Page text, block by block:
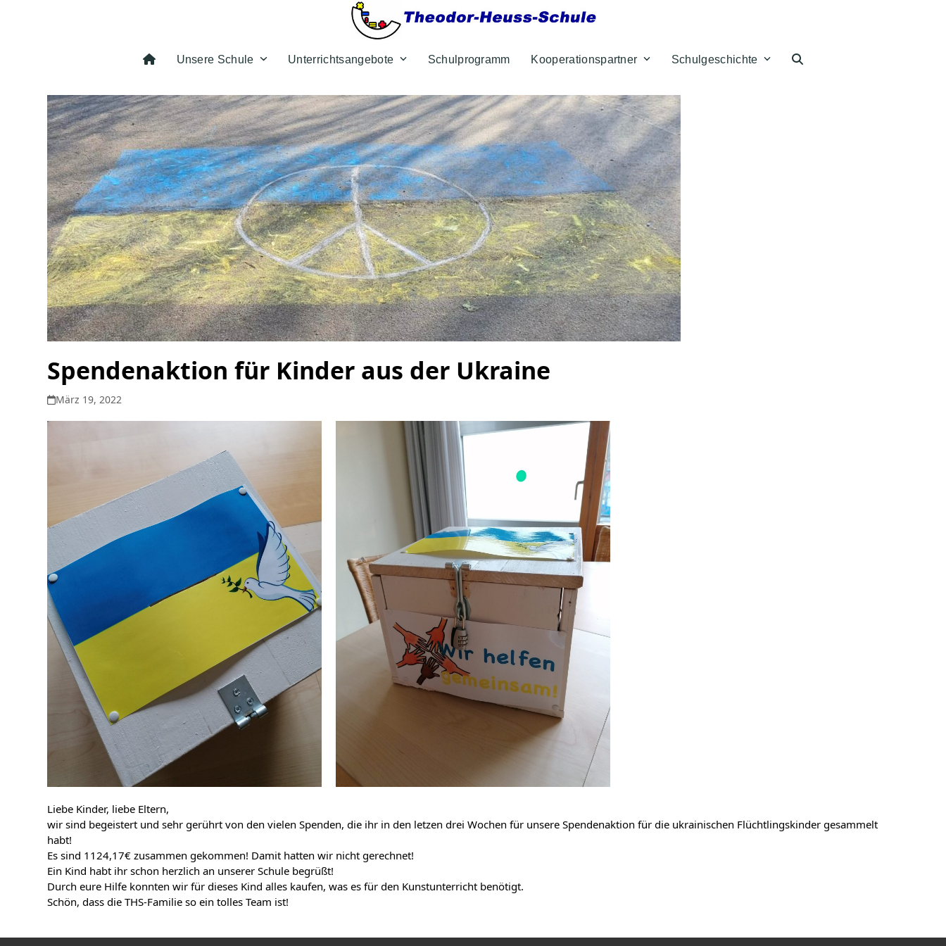
Unsere Schule Unterrichtsangebote Schulprogramm Kooperationspartner Schulgeschichte
Spendenaktion für Kinder aus der Ukraine
März 19, 2022
Liebe Kinder, liebe Eltern,
wir sind begeistert und sehr gerührt von den vielen Spenden, die ihr in den letzen drei Wochen für unsere Spendenaktion für die ukrainischen Flüchtlingskinder gesammelt
habt!
Es sind 1124,17€ zusammen gekommen! Damit hatten wir nicht gerechnet!
Ein Kind habt ihr schon herzlich an unserer Schule begrüßt!
Durch eure Hilfe konnten wir für dieses Kind alles kaufen, was es für den Kunstunterricht benötigt.
Schön, dass die THS-Familie so ein tolles Team ist!